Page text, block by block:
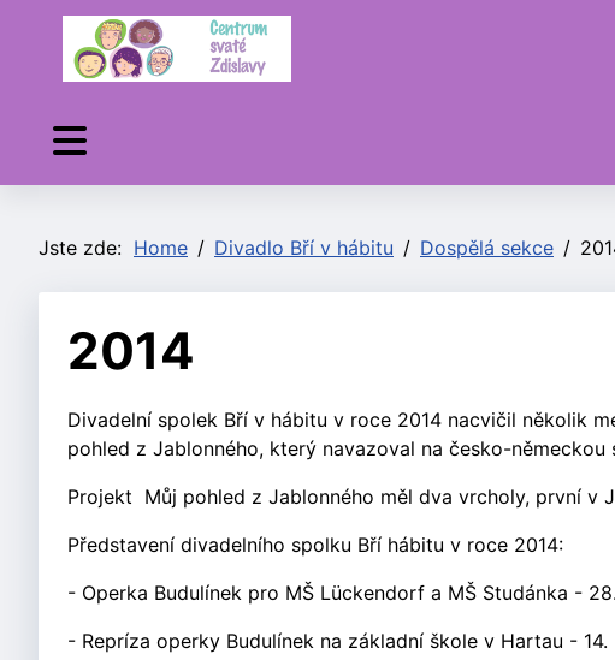
Jste zde: Home Divadlo Bří v hábitu Dospělá sekce
2014
Divadelní spolek Bří v hábitu v roce 2014 nacvičil několik
pohled z Jablonného, který navazoval na česko-
Projekt Můj pohled z Jablonného měl dva vrcholy, první v
Představení divadelního spolku Bří hábitu v roce 2014:
- Operka Budulínek pro MŠ Lückendorf a MŠ Studánka -
- Repríza operky Budulínek na základní škole v Hartau -